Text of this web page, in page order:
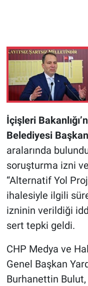
İçişleri
Belediyesi
aralarında
soruşturma izni
“Alternatif Yol
ihalesiyle ilgili
izninin verildiği
sert tepki geldi.
CHP Medya ve
Genel Başkan
Burhanettin